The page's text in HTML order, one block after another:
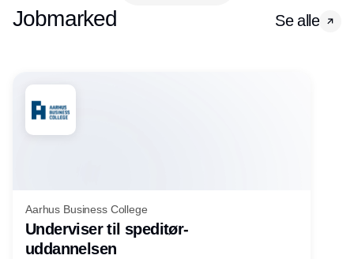
Jobmarked Se alle
Aarhus Business College
Underviser til speditør-
uddannelsen